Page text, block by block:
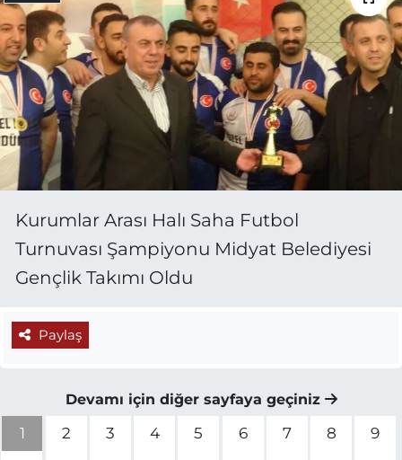
Kurumlar Arası Halı Saha Futbol
Turnuvası Şampiyonu Midyat Belediyesi
Gençlik Takımı Oldu
Paylaş
Devamı için diğer sayfaya geçiniz
1 2 3 4 5 6 7 8
9